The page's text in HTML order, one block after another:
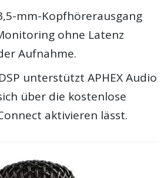
mm-Kopfhörerausgang
ohne Latenz
Aufnahme.
unterstützt APHEX Audio
über die kostenlose
aktivieren lässt.